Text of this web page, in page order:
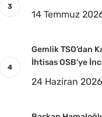
14 Temmuz
Gemlik TSO’dan
İhtisas OSB’ye
24 Haziran 2026